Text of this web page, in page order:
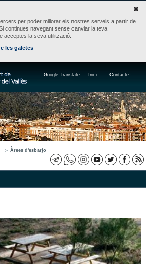
per poder millorar els nostres serveis a partir de
continues navegant sense canviar la teva
acceptes la seva utilització.
les galetes
Contacte
Inici
Google Translate
Àrees d'esbarjo